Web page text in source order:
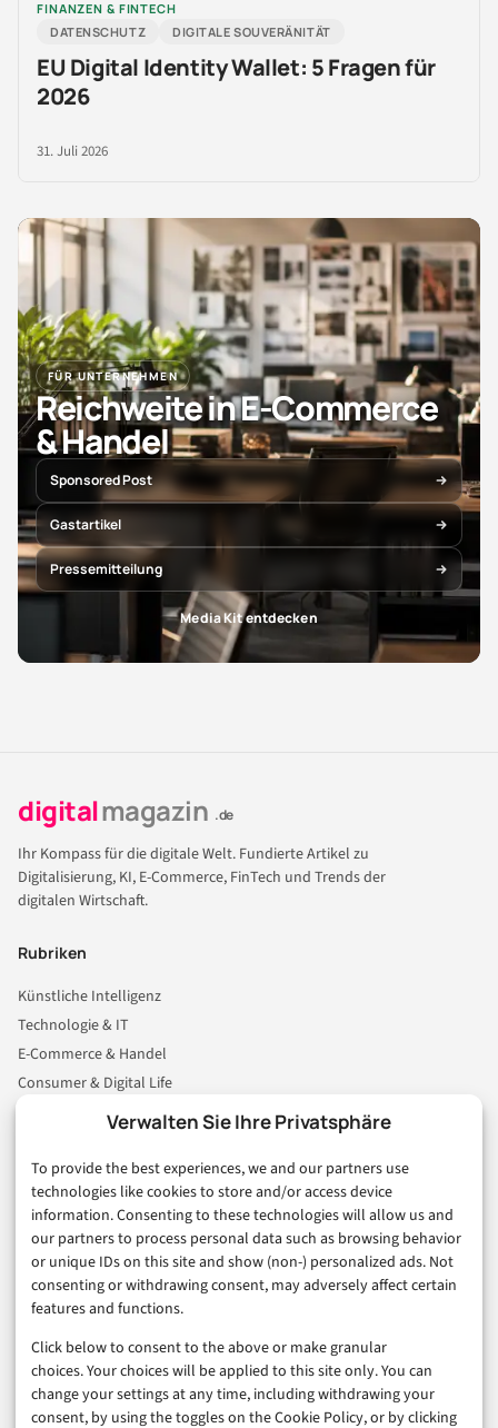
Verwalten Sie Ihre Privatsphäre
To provide the best experiences, we and our partners use
technologies like cookies to store and/or access device
information. Consenting to these technologies will allow us and
our partners to process personal data such as browsing behavior
or unique IDs on this site and show (non-) personalized ads. Not
consenting or withdrawing consent, may adversely affect certain
features and functions.
Click below to consent to the above or make granular
choices. Your choices will be applied to this site only. You can
change your settings at any time, including withdrawing your
consent, by using the toggles on the Cookie Policy, or by clicking
FINANZEN & FINTECH
DATENSCHUTZ
DIGITALE SOUVERÄNITÄT
EU Digital Identity Wallet: 5 Fragen für
2026
31. Juli 2026
FÜR UNTERNEHMEN
Reichweite in E-Commerce
& Handel
Sponsored Post
Gastartikel
Pressemitteilung
Media Kit entdecken
digitalmagazin .de
Ihr Kompass für die digitale Welt. Fundierte Artikel zu
Digitalisierung, KI, E-Commerce, FinTech und Trends der
digitalen Wirtschaft.
Rubriken
Künstliche Intelligenz
Technologie & IT
E-Commerce & Handel
Consumer & Digital Life
Business & Karriere
Sicherheit & Recht
Digitalisierung
Marketing
Magazin
Unsere Redaktion
Werbeformate & Media Kit